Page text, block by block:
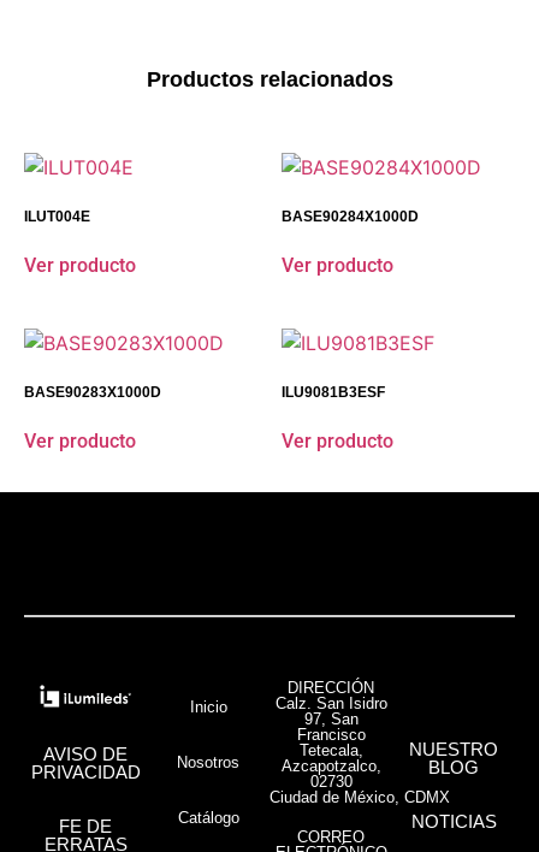
Productos relacionados
ILUT004E
Ver producto
BASE90284X1000D
Ver producto
BASE90283X1000D
Ver producto
ILU9081B3ESF
Ver producto
AVISO DE
PRIVACIDAD
FE DE
ERRATAS
Inicio
Nosotros
Catálogo
DIRECCIÓN
Calz. San Isidro
97, San
Francisco
Tetecala,
Azcapotzalco,
02730
Ciudad de México, CDMX
CORREO
NUESTRO
BLOG
NOTICIAS